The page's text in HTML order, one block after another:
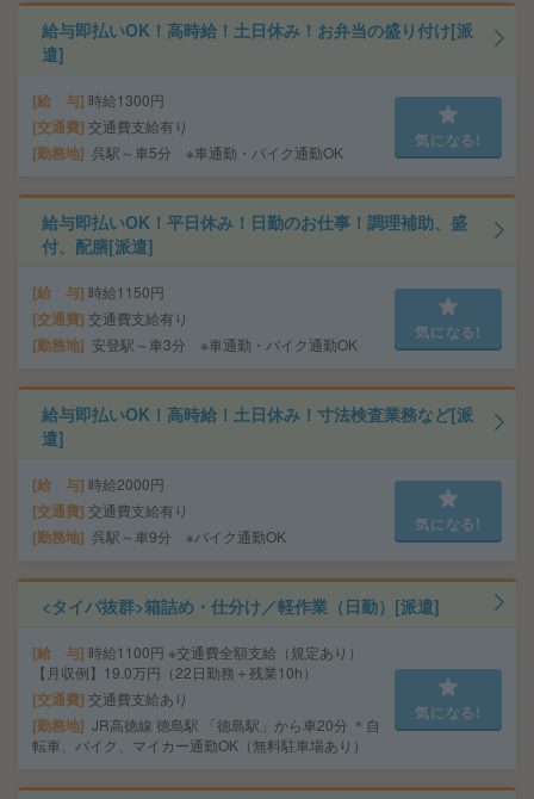
給与即払いOK！高時給！土日休み！お弁当の盛り付け[派
遣]
給 与 時給1300円
交通費 交通費支給有り
勤務地 呉駅～車5分 ※車通勤・バイク通勤OK
気になる!
給与即払いOK！平日休み！日勤のお仕事！調理補助、盛
付、配膳[派遣]
給 与 時給1150円
交通費 交通費支給有り
勤務地 安登駅～車3分 ※車通勤・バイク通勤OK
気になる!
給与即払いOK！高時給！土日休み！寸法検査業務など[派
遣]
給 与 時給2000円
交通費 交通費支給有り
勤務地 呉駅～車9分 ※バイク通勤OK
気になる!
<タイパ抜群>箱詰め・仕分け／軽作業（日勤）[派遣]
給 与 時給1100円 ※交通費全額支給（規定あり）
【月収例】19.0万円（22日勤務＋残業10h）
交通費 交通費支給あり
勤務地 JR高徳線 徳島駅 「徳島駅」から車20分 ＊自
転車、バイク、マイカー通勤OK（無料駐車場あり）
気になる!